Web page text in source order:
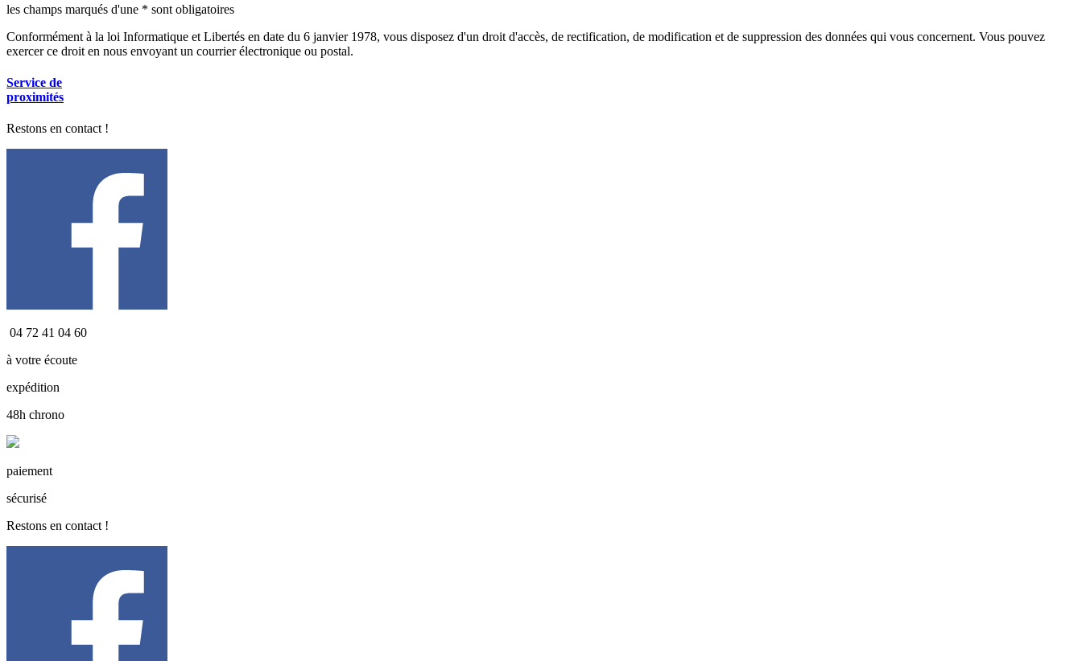
les champs marqués d'une * sont obligatoires
Conformément à la loi Informatique et Libertés en date du 6 janvier 1978, vous disposez d'un droit d'accès, de rectification, de modification et de suppression des données qui vous concernent. Vous pouvez
exercer ce droit en nous envoyant un courrier électronique ou postal.
Service de
proximités
Restons en contact !
04 72 41 04 60
à votre écoute
expédition
48h chrono
paiement
sécurisé
Restons en contact !